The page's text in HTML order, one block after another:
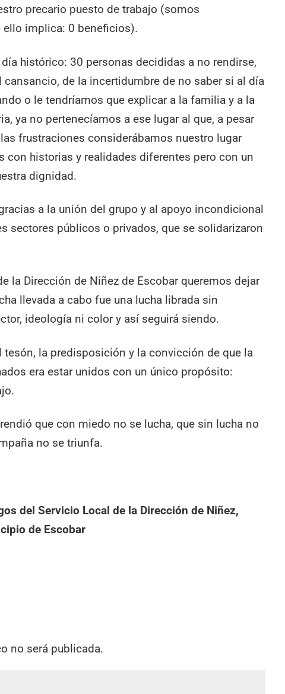
precario puesto de trabajo (somos
implica: 0 beneficios).
histórico: 30 personas decididas a no rendirse,
cansancio, de la incertidumbre de no saber si al día
o le tendríamos que explicar a la familia y a la
ya no pertenecíamos a ese lugar al que, a pesar
frustraciones considerábamos nuestro lugar
con historias y realidades diferentes pero con un
dignidad.
a la unión del grupo y al apoyo incondicional
sectores públicos o privados, que se solidarizaron
la Dirección de Niñez de Escobar queremos dejar
llevada a cabo fue una lucha librada sin
ideología ni color y así seguirá siendo.
tesón, la predisposición y la convicción de que la
era estar unidos con un único propósito:
que con miedo no se lucha, que sin lucha no
no se triunfa.
del Servicio Local de la Dirección de Niñez,
de Escobar
no será publicada.